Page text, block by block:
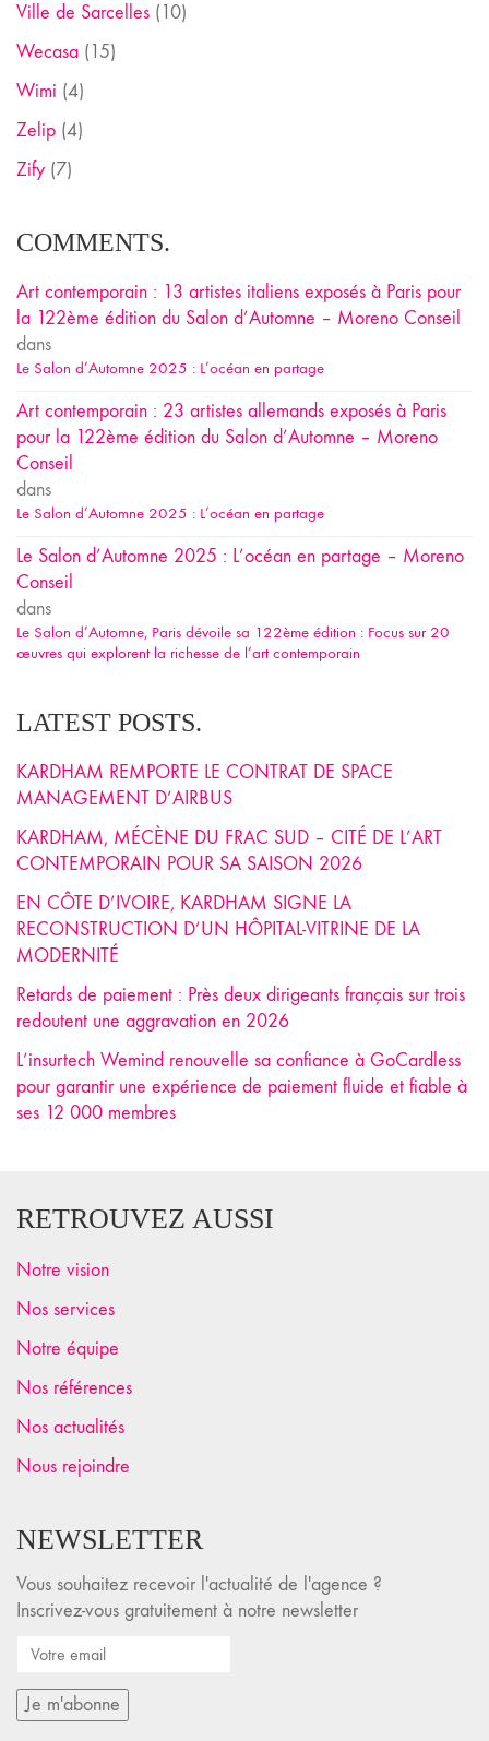
Ville de Sarcelles (10)
Wecasa (15)
Wimi (4)
Zelip (4)
Zify (7)
COMMENTS.
Art contemporain : 13 artistes italiens exposés à Paris pour
la 122ème édition du Salon d’Automne – Moreno Conseil
dans
Le Salon d’Automne 2025 : L’océan en partage
Art contemporain : 23 artistes allemands exposés à Paris
pour la 122ème édition du Salon d’Automne – Moreno
Conseil
dans
Le Salon d’Automne 2025 : L’océan en partage
Le Salon d’Automne 2025 : L’océan en partage – Moreno
Conseil
dans
Le Salon d’Automne, Paris dévoile sa 122ème édition : Focus sur 20
œuvres qui explorent la richesse de l’art contemporain
LATEST POSTS.
KARDHAM REMPORTE LE CONTRAT DE SPACE
MANAGEMENT D’AIRBUS
KARDHAM, MÉCÈNE DU FRAC SUD – CITÉ DE L’ART
CONTEMPORAIN POUR SA SAISON 2026
EN CÔTE D’IVOIRE, KARDHAM SIGNE LA
RECONSTRUCTION D’UN HÔPITAL-VITRINE DE LA
MODERNITÉ
Retards de paiement : Près deux dirigeants français sur trois
redoutent une aggravation en 2026
L’insurtech Wemind renouvelle sa confiance à GoCardless
pour garantir une expérience de paiement fluide et fiable à
ses 12 000 membres
RETROUVEZ AUSSI
Notre vision
Nos services
Notre équipe
Nos références
Nos actualités
Nous rejoindre
NEWSLETTER
Vous souhaitez recevoir l'actualité de l'agence ?
Inscrivez-vous gratuitement à notre newsletter